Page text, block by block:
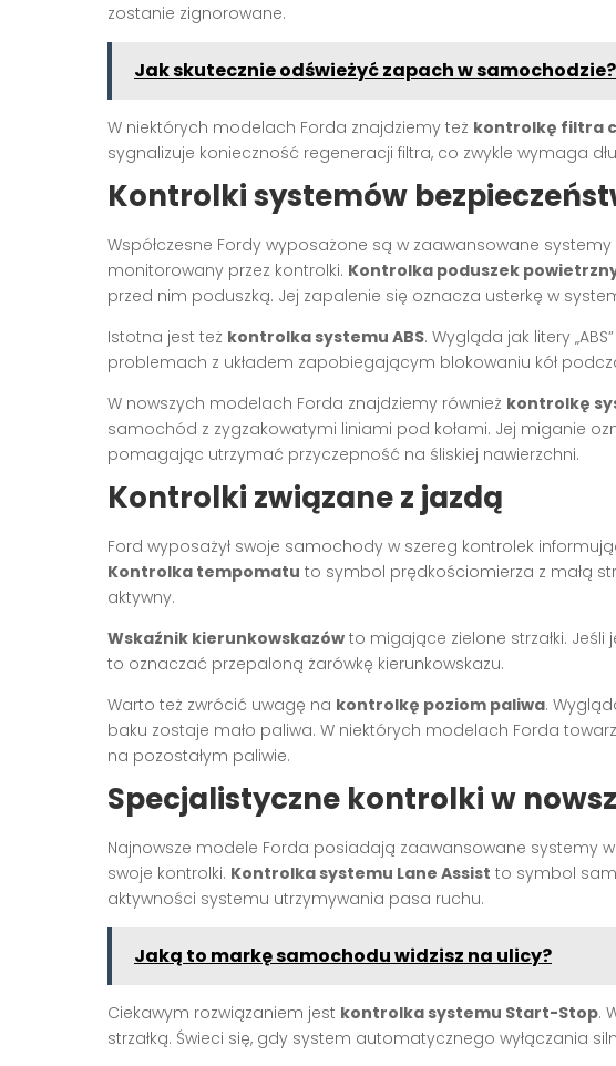
zostanie zignorowane.
Jak skutecznie odświeżyć zapach w samochodzie?
W niektórych modelach Forda znajdziemy też kontrolkę filtra
sygnalizuje konieczność regeneracji filtra, co zwykle wymaga
Kontrolki systemów
Współczesne Fordy wyposażone są w zaawansowane
monitorowany przez kontrolki. Kontrolka poduszek
przed nim poduszką. Jej zapalenie się oznacza usterkę w
Istotna jest też kontrolka systemu ABS. Wygląda jak litery
problemach z układem zapobiegającym blokowaniu kół
W nowszych modelach Forda znajdziemy również kontrolkę
samochód z zygzakowatymi liniami pod kołami. Jej miganie
pomagając utrzymać przyczepność na śliskiej nawierzchni.
Kontrolki związane z jazdą
Ford wyposażył swoje samochody w szereg kontrolek
Kontrolka tempomatu to symbol prędkościomierza z małą
aktywny.
Wskaźnik kierunkowskazów to migające zielone strzałki.
to oznaczać przepaloną żarówkę kierunkowskazu.
Warto też zwrócić uwagę na kontrolkę poziom paliwa.
baku zostaje mało paliwa. W niektórych modelach Forda
na pozostałym paliwie.
Specjalistyczne kontrolki w
Najnowsze modele Forda posiadają zaawansowane systemy
swoje kontrolki. Kontrolka systemu Lane Assist to symbol
aktywności systemu utrzymywania pasa ruchu.
Jaką to markę samochodu widzisz na ulicy?
Ciekawym rozwiązaniem jest kontrolka systemu Start-Stop.
strzałką. Świeci się, gdy system automatycznego wyłączania